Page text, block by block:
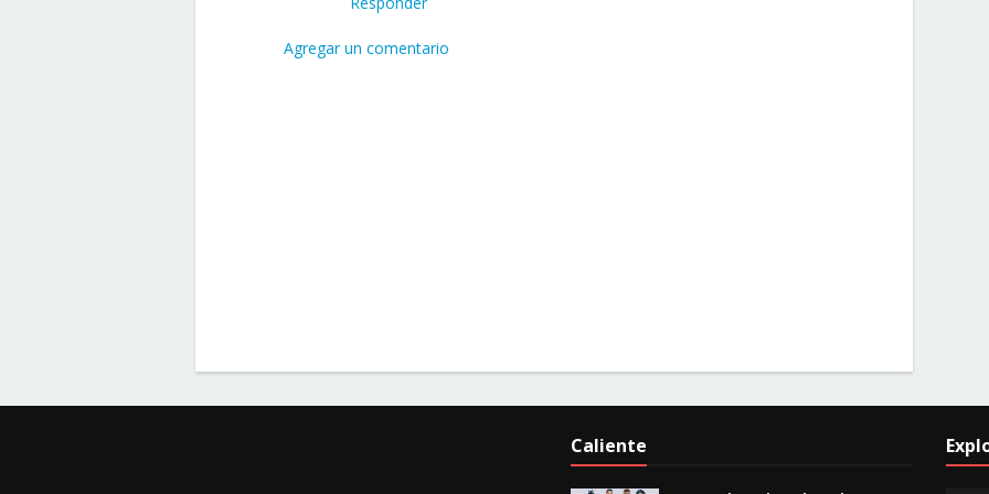
Agregar un comentario
Caliente